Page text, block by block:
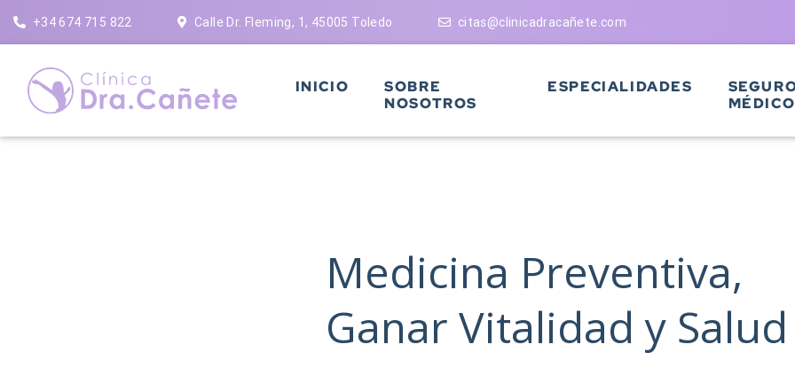
+34 674 715 822 Calle Dr. Fleming, 1, 45005 Toledo citas@clinicadracañete.com
INICIO
SOBRE
NOSOTROS
ESPECIALIDADES
Medicina Preventiva,
Ganar Vitalidad y Salud